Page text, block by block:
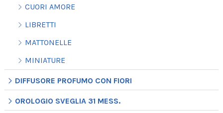
CUORI AMORE
LIBRETTI
MATTONELLE
MINIATURE
DIFFUSORE PROFUMO CON FIORI
OROLOGIO SVEGLIA 31 MESS.